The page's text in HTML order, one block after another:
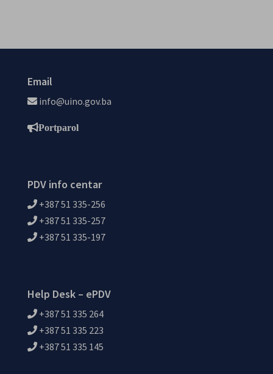
Email
info@uino.gov.ba
Portparol
PDV info centar
+387 51 335-256
+387 51 335-257
+387 51 335-197
Help Desk – ePDV
+387 51 335 264
+387 51 335 223
+387 51 335 145